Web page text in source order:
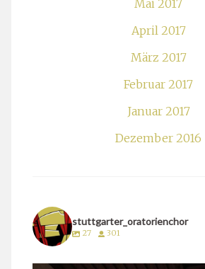
Mai 2017
April 2017
März 2017
Februar 2017
Januar 2017
Dezember 2016
stuttgarter_oratorienchor
27 301